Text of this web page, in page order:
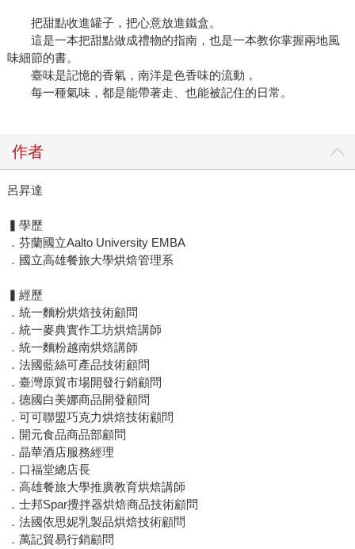
把甜點收進罐子，把心意放進鐵盒。
這是一本把甜點做成禮物的指南，也是一本教你掌握兩地風
味細節的書。
臺味是記憶的香氣，南洋是色香味的流動，
每一種氣味，都是能帶著走、也能被記住的日常。
作者
呂昇達
▍學歷
．芬蘭國立Aalto University EMBA
．國立高雄餐旅大學烘焙管理系
▍經歷
．統一麵粉烘焙技術顧問
．統一麥典實作工坊烘焙講師
．統一麵粉越南烘焙講師
．法國藍絲可產品技術顧問
．臺灣原貿市場開發行銷顧問
．德國白美娜商品開發顧問
．可可聯盟巧克力烘焙技術顧問
．開元食品商品部顧問
．晶華酒店服務經理
．口福堂總店長
．高雄餐旅大學推廣教育烘焙講師
．士邦Spar攪拌器烘焙商品技術顧問
．法國依思妮乳製品烘焙技術顧問
．萬記貿易行銷顧問